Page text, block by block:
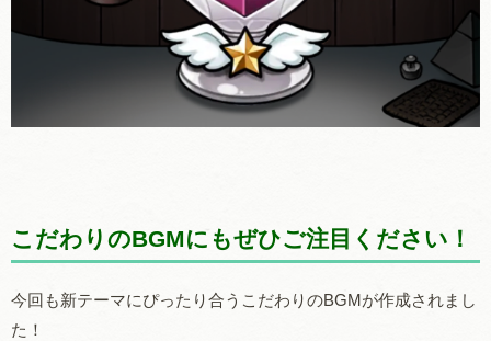
こだわりのBGMにもぜひご注目ください！
今回も新テーマにぴったり合うこだわりのBGMが作成されまし
た！